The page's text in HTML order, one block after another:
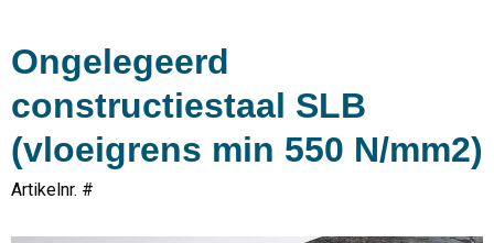
Ongelegeerd
constructiestaal SLB
(vloeigrens min 550 N/mm2)
Artikelnr. #